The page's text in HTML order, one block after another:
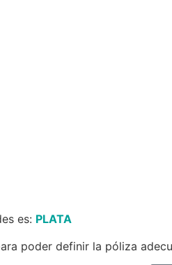
es: PLATA
poder definir la póliza